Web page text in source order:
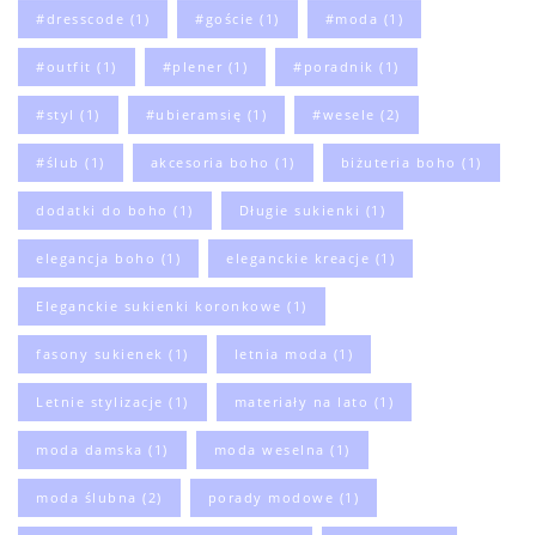
#dresscode (1) #goście (1) #moda (1)
#outfit (1) #plener (1) #poradnik (1)
#styl (1) #ubieramsię (1) #wesele (2)
#ślub (1) akcesoria boho (1) biżuteria boho (1)
dodatki do boho (1) Długie sukienki (1)
elegancja boho (1) eleganckie kreacje (1)
Eleganckie sukienki koronkowe (1)
fasony sukienek (1) letnia moda (1)
Letnie stylizacje (1) materiały na lato (1)
moda damska (1) moda weselna (1)
moda ślubna (2) porady modowe (1)